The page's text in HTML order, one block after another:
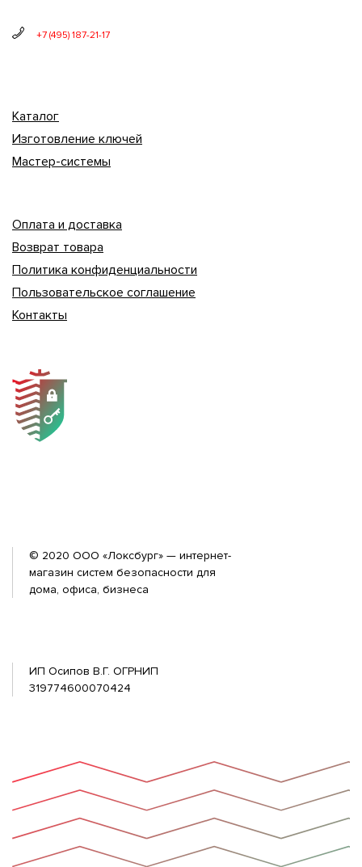
+7 (495) 187-21-17
Каталог
Изготовление ключей
Мастер-системы
Оплата и доставка
Возврат товара
Политика конфиденциальности
Пользовательское соглашение
Контакты
© 2020 ООО «Локсбург» — интернет-
магазин систем безопасности для
дома, офиса, бизнеса
ИП Осипов В.Г. ОГРНИП
319774600070424